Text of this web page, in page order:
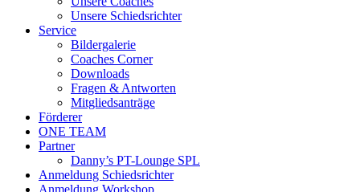
Unsere Schiedsrichter
Service
Bildergalerie
Coaches Corner
Downloads
Fragen & Antworten
Mitgliedsanträge
Förderer
ONE TEAM
Partner
Danny’s PT-Lounge SPL
Anmeldung Schiedsrichter
Anmeldung Workshop